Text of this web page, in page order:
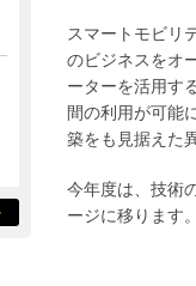
スマートモビリ
のビジネスをオ
ーターを活用す
間の利用が可能
築をも見据えた
今年度は、技術
ージに移ります